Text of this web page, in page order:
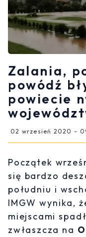
Zalania,
powódź
powiecie
02 wrzesień 2020 -
Początek
się bardzo
południu i
IMGW wynika,
miejscami
zwłaszcza na